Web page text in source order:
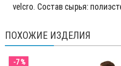
velcro. Состав сырья:
ПОХОЖИЕ ИЗДЕЛИЯ
-7 %